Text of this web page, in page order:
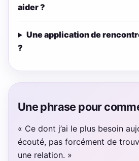
aider ?
Une application de
?
Une phrase pour
« Ce dont j’ai le plus besoin
écouté, pas forcément de
une relation. »